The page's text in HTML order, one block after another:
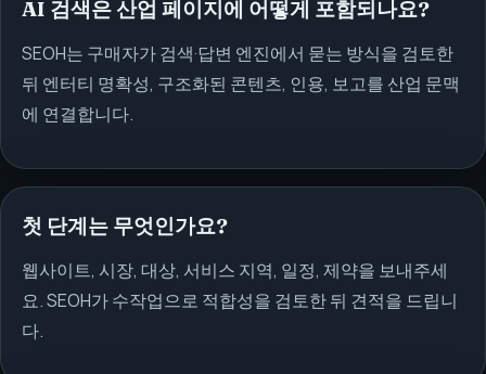
AI 검색은 산업 페이지에 어떻게 포함되나요?
SEOH는 구매자가 검색·답변 엔진에서 묻는 방식을 검토한
뒤 엔터티 명확성, 구조화된 콘텐츠, 인용, 보고를 산업 문맥
에 연결합니다.
첫 단계는 무엇인가요?
웹사이트, 시장, 대상, 서비스 지역, 일정, 제약을 보내주세
요. SEOH가 수작업으로 적합성을 검토한 뒤 견적을 드립니
다.